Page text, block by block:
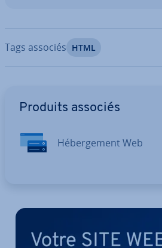
Tags associés HTML
Produits associés
Hé­ber­ge­ment Web